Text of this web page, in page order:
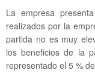
La empresa
realizados por la
partida no es muy
los beneficios de la
representado el 5 %